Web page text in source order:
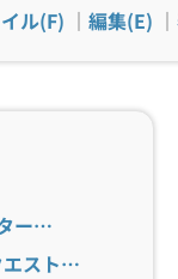
ル(F) ｜ 編集(E) ｜
ー…
エスト…